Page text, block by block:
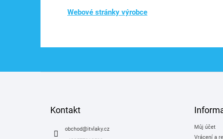
Webové stránky výrobce
Kontakt
obchod@itvlaky.cz
Můj účet
Vrácení a